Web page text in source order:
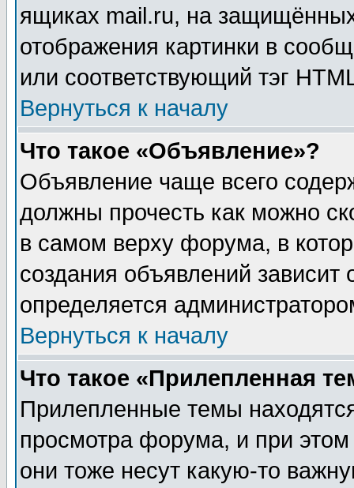
ящиках mail.ru, на
отображения картинки в
или соответствующий тэг
Вернуться к началу
Что такое «Объявление»?
Объявление чаще всего
должны прочесть как можно
в самом верху форума, в
создания объявлений зависит
определяется
Вернуться к началу
Что такое «Прилепленная
Прилепленные темы
просмотра форума, и при
они тоже несут какую-то